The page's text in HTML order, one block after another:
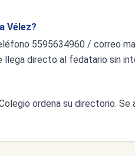
Vélez?
5595634960 / correo
directo al fedatario sin
ordena su directorio.